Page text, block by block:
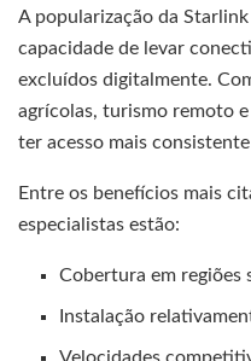
A popularização da
capacidade de levar
excluídos digitalmente.
agrícolas, turismo remoto
ter acesso mais
Entre os benefícios mais
especialistas estão:
Cobertura em
Instalação